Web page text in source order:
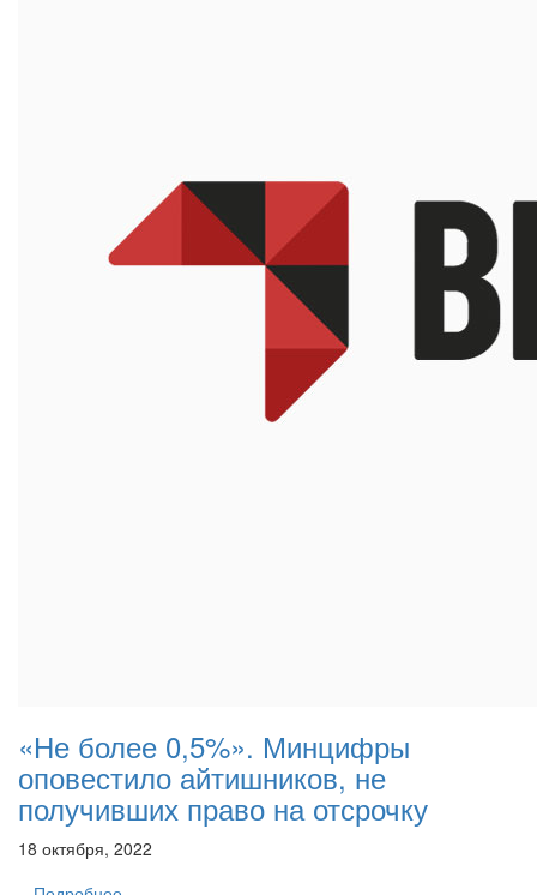
«Не более 0,5%». Минцифры
оповестило айтишников, не
получивших право на отсрочку
18 октября, 2022